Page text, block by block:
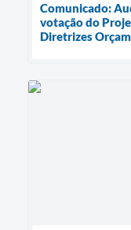
Comunicado:
votação do
Diretrizes